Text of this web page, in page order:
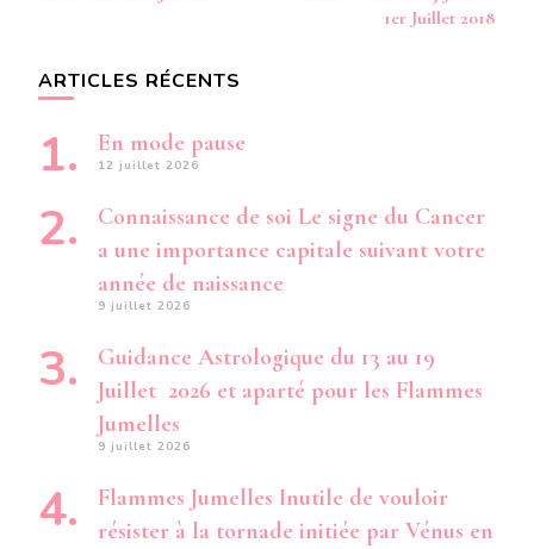
1er Juillet 2018
ARTICLES RÉCENTS
En mode pause
12 juillet 2026
Connaissance de soi Le signe du Cancer
a une importance capitale suivant votre
année de naissance
9 juillet 2026
Guidance Astrologique du 13 au 19
Juillet 2026 et aparté pour les Flammes
Jumelles
9 juillet 2026
Flammes Jumelles Inutile de vouloir
résister à la tornade initiée par Vénus en